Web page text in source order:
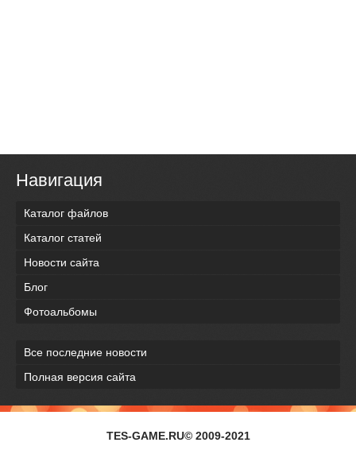
Навигация
Каталог файлов
Каталог статей
Новости сайта
Блог
Фотоальбомы
Все последние новости
Полная версия сайта
TES-GAME.RU© 2009-2021